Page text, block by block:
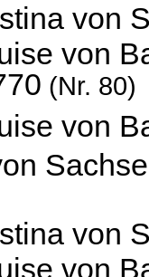
von
von
(Nr. 80)
von
von
von